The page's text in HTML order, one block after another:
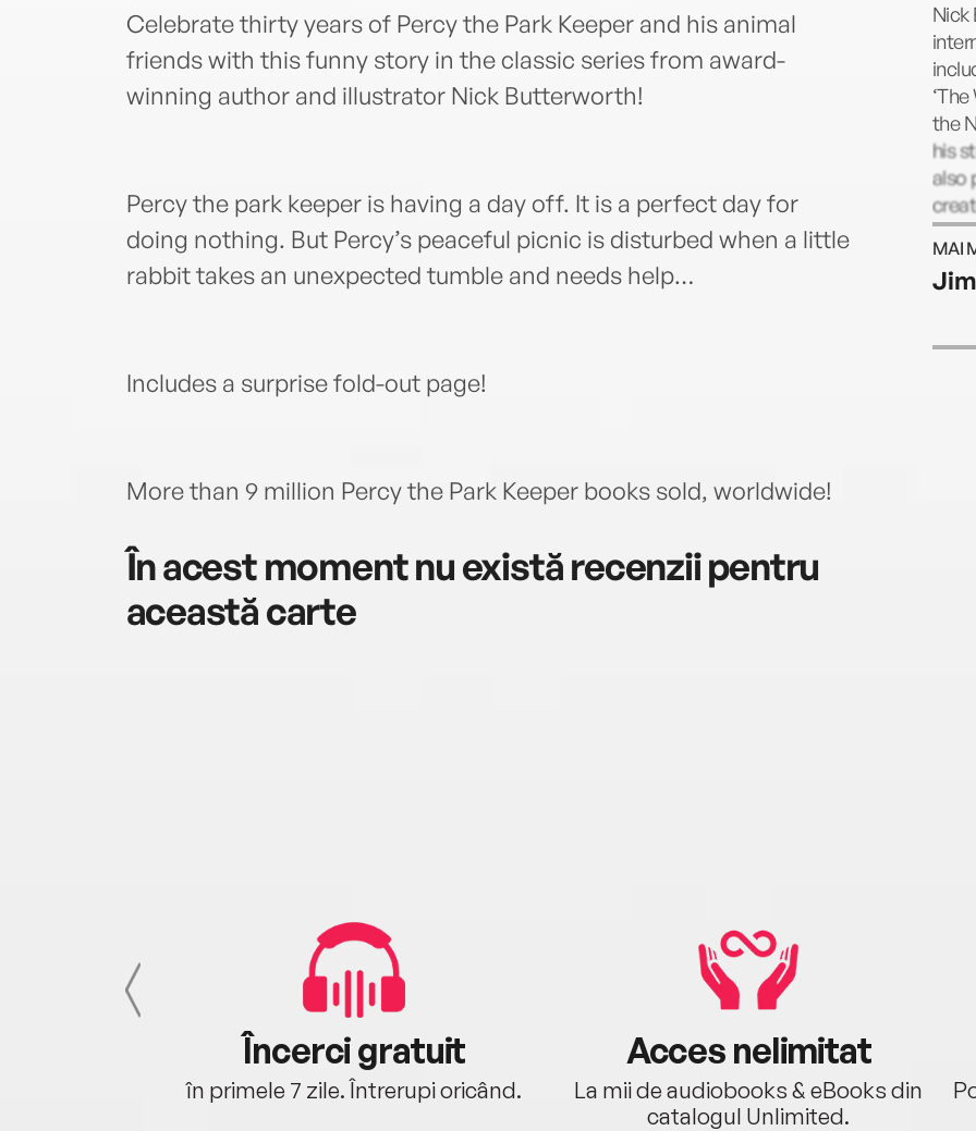
Celebrate thirty years of Percy the Park Keeper and his animal
friends with this funny story in the classic series from award-
winning author and illustrator Nick Butterworth!
Percy the park keeper is having a day off. It is a perfect day for
doing nothing. But Percy’s peaceful picnic is disturbed when a little
rabbit takes an unexpected tumble and needs help…
Includes a surprise fold-out page!
More than 9 million Percy the Park Keeper books sold, worldwide!
În acest moment nu există recenzii pentru
această carte
Nick
the
his
also
and
MAI
Încerci gratuit
în primele 7 zile. Întrerupi oricând.
Acces nelimitat
La mii de audiobooks & eBooks din
catalogul Unlimited.